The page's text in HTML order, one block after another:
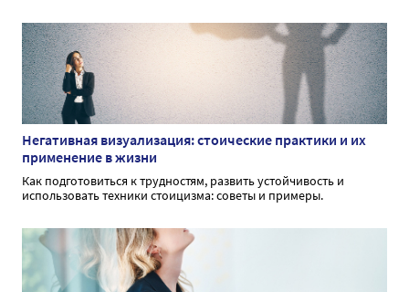
Негативная визуализация: стоические практики и их
применение в жизни
Как подготовиться к трудностям, развить устойчивость и
использовать техники стоицизма: советы и примеры.